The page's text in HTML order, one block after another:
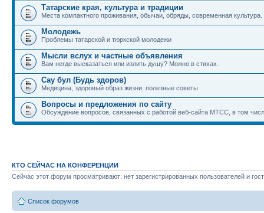
Татарские края, культура и традиции
Места компактного проживания, обычаи, обряды, современная культура.
Молодежь
Проблемы татарской и тюркской молодежи
Мысли вслух и частные объявления
Вам негде высказаться или излить душу? Можно в стихах.
Сау бул (Будь здоров)
Медицина, здоровый образ жизни, полезные советы
Вопросы и предложения по сайту
Обсуждение вопросов, связанных с работой веб-сайта МТСС, в том
КТО СЕЙЧАС НА КОНФЕРЕНЦИИ
Сейчас этот форум просматривают: нет зарегистрированных пользователей и
Список форумов